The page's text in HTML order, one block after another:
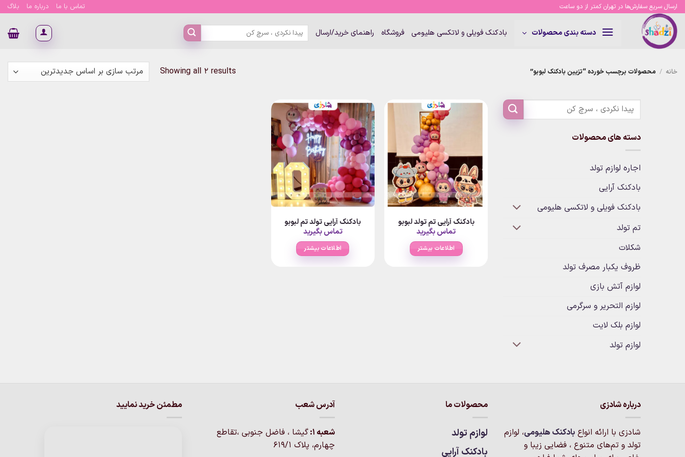
Skip
content
ارسال سریع سفارش‌ها در تهران کمتر از دو ساعت تماس با ما درباره ما بلاگ
دسته بندی محصولات بادکنک فویلی و لاتکسی هلیومی فروشگاه راهنمای خرید/ارسال
جستجو
برای:
خانه / محصولات برچسب خورده “تزیین بادکنک لبوبو” Showing all 2 results
Sorted
دسته های محصولات
اجاره لوازم تولد
بادکنک آرایی
بادکنک فویلی و لاتکسی هلیومی
تم تولد
شکلات
ظروف یکبار مصرف تولد
لوازم آتش بازی
لوازم التحریر و سرگرمی
لوازم بلک لایت
لوازم تولد
بادکنک آرایی تم تولد لبوبو
تماس بگیرید
اطلاعات بیشتر
بادکنک آرایی تولد تم لبوبو
تماس بگیرید
اطلاعات بیشتر
درباره شادزی
شادزی با ارائه انواع بادکنک‌ هلیومی، لوازم
تولد و تم‌های متنوع ، فضایی زیبا و
محصولات ما
لوازم تولد
بادکنک آرایی
آدرس شعب
شعبه 1:
گيشا ، فاضل جنوبی ،تقاطع
چهارم، پلاک 619/1
مطمئن خرید نمایید